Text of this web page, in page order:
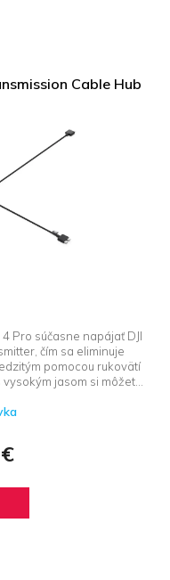
Cable Hub
Pro súčasne napájať DJI
čím sa eliminuje
pomocou rukovätí
jasom si môžete
k ďalším funkciám.